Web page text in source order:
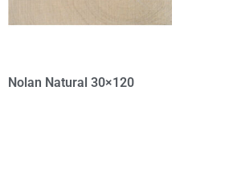
Nolan Natural 30×120